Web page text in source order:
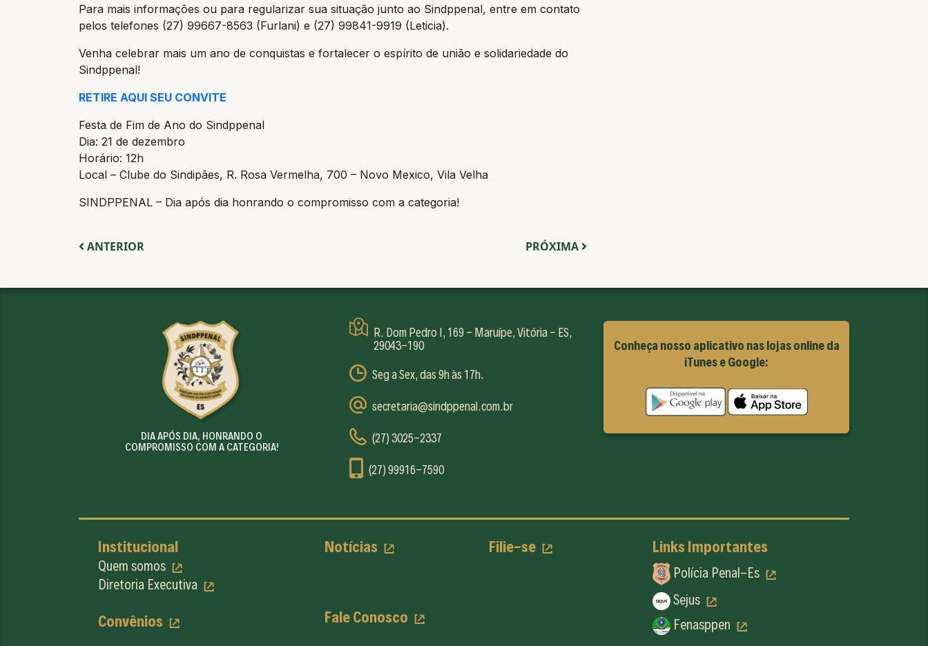
Para mais informações ou para regularizar sua situação junto ao Sindppenal, entre em contato
pelos telefones (27) 99667-8563 (Furlani) e (27) 99841-9919 (Leticia).
Venha celebrar mais um ano de conquistas e fortalecer o espírito de união e solidariedade do
Sindppenal!
RETIRE AQUI SEU CONVITE
Festa de Fim de Ano do Sindppenal
Dia: 21 de dezembro
Horário: 12h
Local – Clube do Sindipães, R. Rosa Vermelha, 700 – Novo Mexico, Vila Velha
SINDPPENAL – Dia após dia honrando o compromisso com a categoria!
PRÓXIMA
ANTERIOR
DIA APÓS DIA, HONRANDO O
COMPROMISSO COM A CATEGORIA!
R. Dom Pedro I, 169 - Maruípe, Vitória - ES,
29043-190
Seg a Sex, das 9h às 17h.
secretaria@sindppenal.com.br
(27) 3025-2337
(27) 99916-7590
Conheça nosso aplicativo nas lojas online da
iTunes e Google:
Institucional
Quem somos
Diretoria Executiva
Convênios
Notícias
Fale Conosco
Filie-se Links Importantes
Polícia Penal-Es
Sejus
Fenasppen